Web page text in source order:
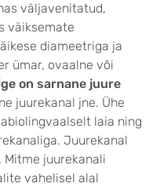
väljavenitatud,
väiksemate
diameetriga ja
ümar, ovaalne või
on sarnane juure
juurekanal jne. Ühe
laia ning
Juurekanal
Mitme juurekanali
vahelisel alal